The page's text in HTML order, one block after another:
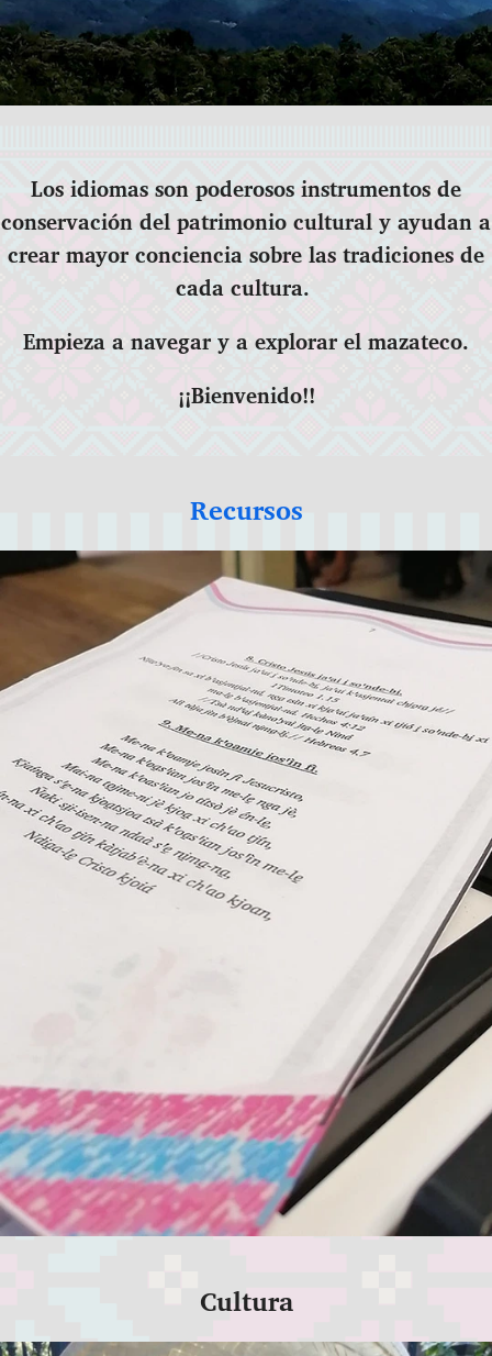
Los idiomas son poderosos instrumentos de
conservación del patrimonio cultural y ayudan a
crear mayor conciencia sobre las tradiciones de
cada cultura.
Empieza a navegar y a explorar el mazateco.
¡¡Bienvenido!!
Recursos
Cultura